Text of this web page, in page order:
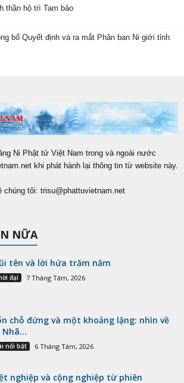
thần hộ trì Tam bảo
bố Quyết định và ra mắt Phân ban Ni giới tỉnh
Ni Phật tử Việt Nam trong và ngoài nước
khi phát hành lại thông tin từ website này.
chúng tôi: trisu@phattuvietnam.net
NỮA
tên và lời hứa trăm năm
đại 7 Tháng Tám, 2026
chỗ đứng và một khoảng lặng: nhìn về
Nhã...
nổi bật 6 Tháng Tám, 2026
nghiệp và cộng nghiệp từ phiên